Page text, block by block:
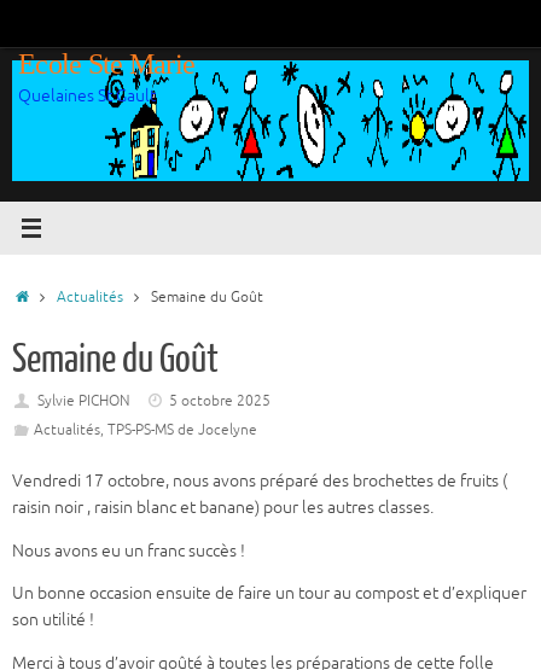
contenu
Ecole Ste Marie
Quelaines St Gault
Accueil
Actualités Semaine du Goût
Semaine du Goût
Sylvie PICHON
5 octobre 2025
Actualités, TPS-PS-MS de Jocelyne
Vendredi 17 octobre, nous avons préparé des brochettes de fruits (
raisin noir , raisin blanc et banane) pour les autres classes.
Nous avons eu un franc succès !
Un bonne occasion ensuite de faire un tour au compost et d’expliquer
son utilité !
Merci à tous d’avoir goûté à toutes les préparations de cette folle